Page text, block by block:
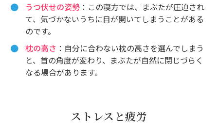
うつ伏せの姿勢 ：この寝方では、まぶたが圧迫され
て、気づかないうちに目が開いてしまうことがある
のです。
枕の高さ ：自分に合わない枕の高さを選んでしまう
と、首の角度が変わり、まぶたが自然に閉じづらく
なる場合があります。
ストレスと疲労